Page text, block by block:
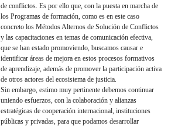
de conflictos. Es por ello que, con la puesta en marcha de
los Programas de formación, como es en este caso
concreto los Métodos Alternos de Solución de Conflictos
y las capacitaciones en temas de comunicación efectiva,
que se han estado promoviendo, buscamos causar e
identificar áreas de mejora en estos procesos formativos
de aprendizaje, además de promover la participación activa
de otros actores del ecosistema de justicia.
Sin embargo, estimo muy pertinente debemos continuar
uniendo esfuerzos, con la colaboración y alianzas
estratégicas de cooperación internacional, instituciones
públicas y privadas, para que podamos desarrollar